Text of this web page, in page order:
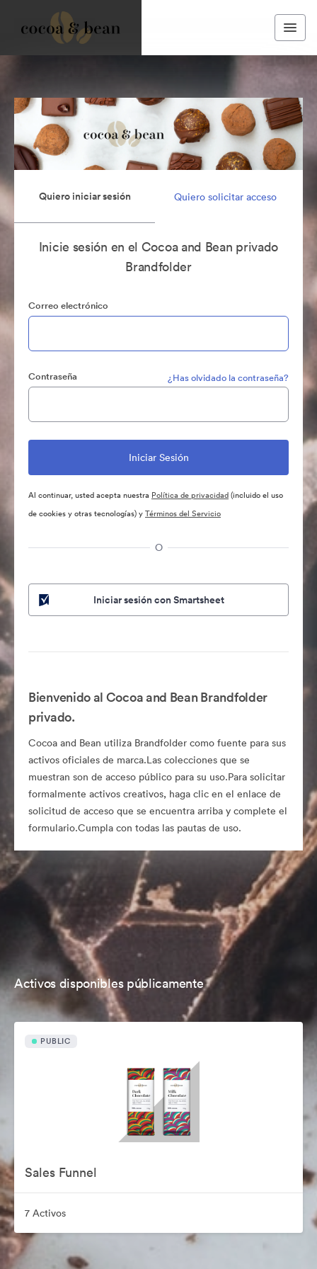
Quiero iniciar sesión Quiero solicitar acceso
Inicie sesión en el Cocoa and Bean privado
Brandfolder
Correo electrónico
Contraseña ¿Has olvidado la contraseña?
Al continuar, usted acepta nuestra Política de privacidad(incluido el uso
de cookies y otras tecnologías) yTérminos del Servicio
O
Iniciar sesión con Smartsheet
Bienvenido al Cocoa and Bean Brandfolder
privado.
Cocoa and Bean utiliza Brandfolder como fuente para sus
activos oficiales de marca.Las colecciones que se
muestran son de acceso público para su uso.Para solicitar
formalmente activos creativos, haga clic en el enlace de
solicitud de acceso que se encuentra arriba y complete el
formulario.Cumpla con todas las pautas de uso.
Activos disponibles públicamente
PUBLIC
Sales Funnel
7 Activos